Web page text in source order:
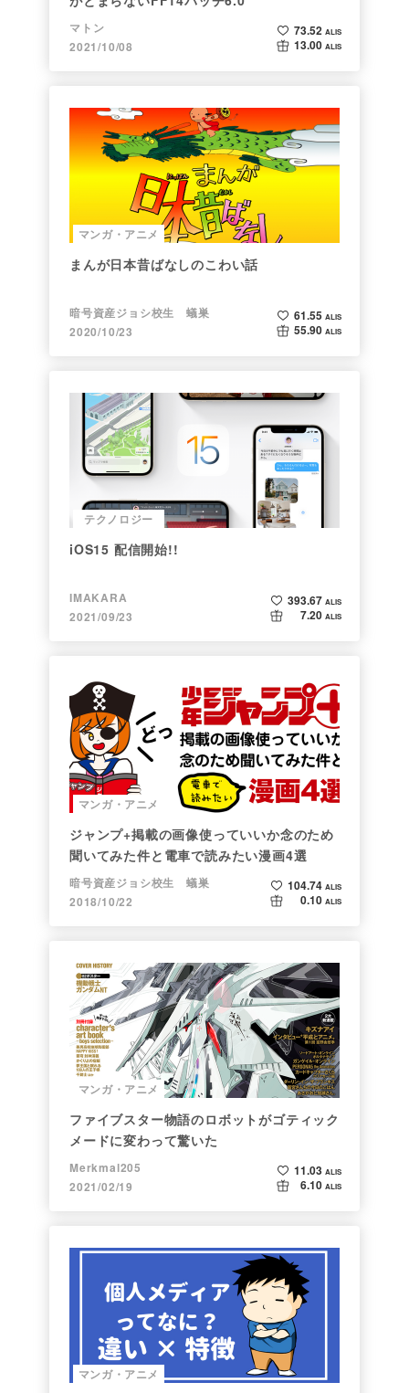
マトン
2021/10/08
73.52 ALIS
13.00 ALIS
マンガ・アニメ
まんが日本昔ばなしのこわい話
暗号資産ジョシ校生 蟻巣
2020/10/23
61.55 ALIS
55.90 ALIS
テクノロジー
iOS15 配信開始!!
IMAKARA
2021/09/23
393.67 ALIS
7.20 ALIS
マンガ・アニメ
ジャンプ+掲載の画像使っていいか念のため
聞いてみた件と電車で読みたい漫画4選
暗号資産ジョシ校生 蟻巣
2018/10/22
104.74 ALIS
0.10 ALIS
マンガ・アニメ
ファイブスター物語のロボットがゴティック
メードに変わって驚いた
Merkmal205
2021/02/19
11.03 ALIS
6.10 ALIS
マンガ・アニメ